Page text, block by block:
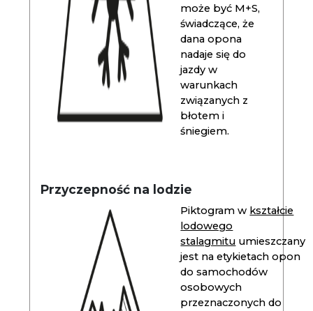
może być M+S,
świadczące, że
dana opona
nadaje się do
jazdy w
warunkach
związanych z
błotem i
śniegiem.
Przyczepność na lodzie
Piktogram w kształcie
lodowego
stalagmitu umieszczany
jest na etykietach opon
do samochodów
osobowych
przeznaczonych do